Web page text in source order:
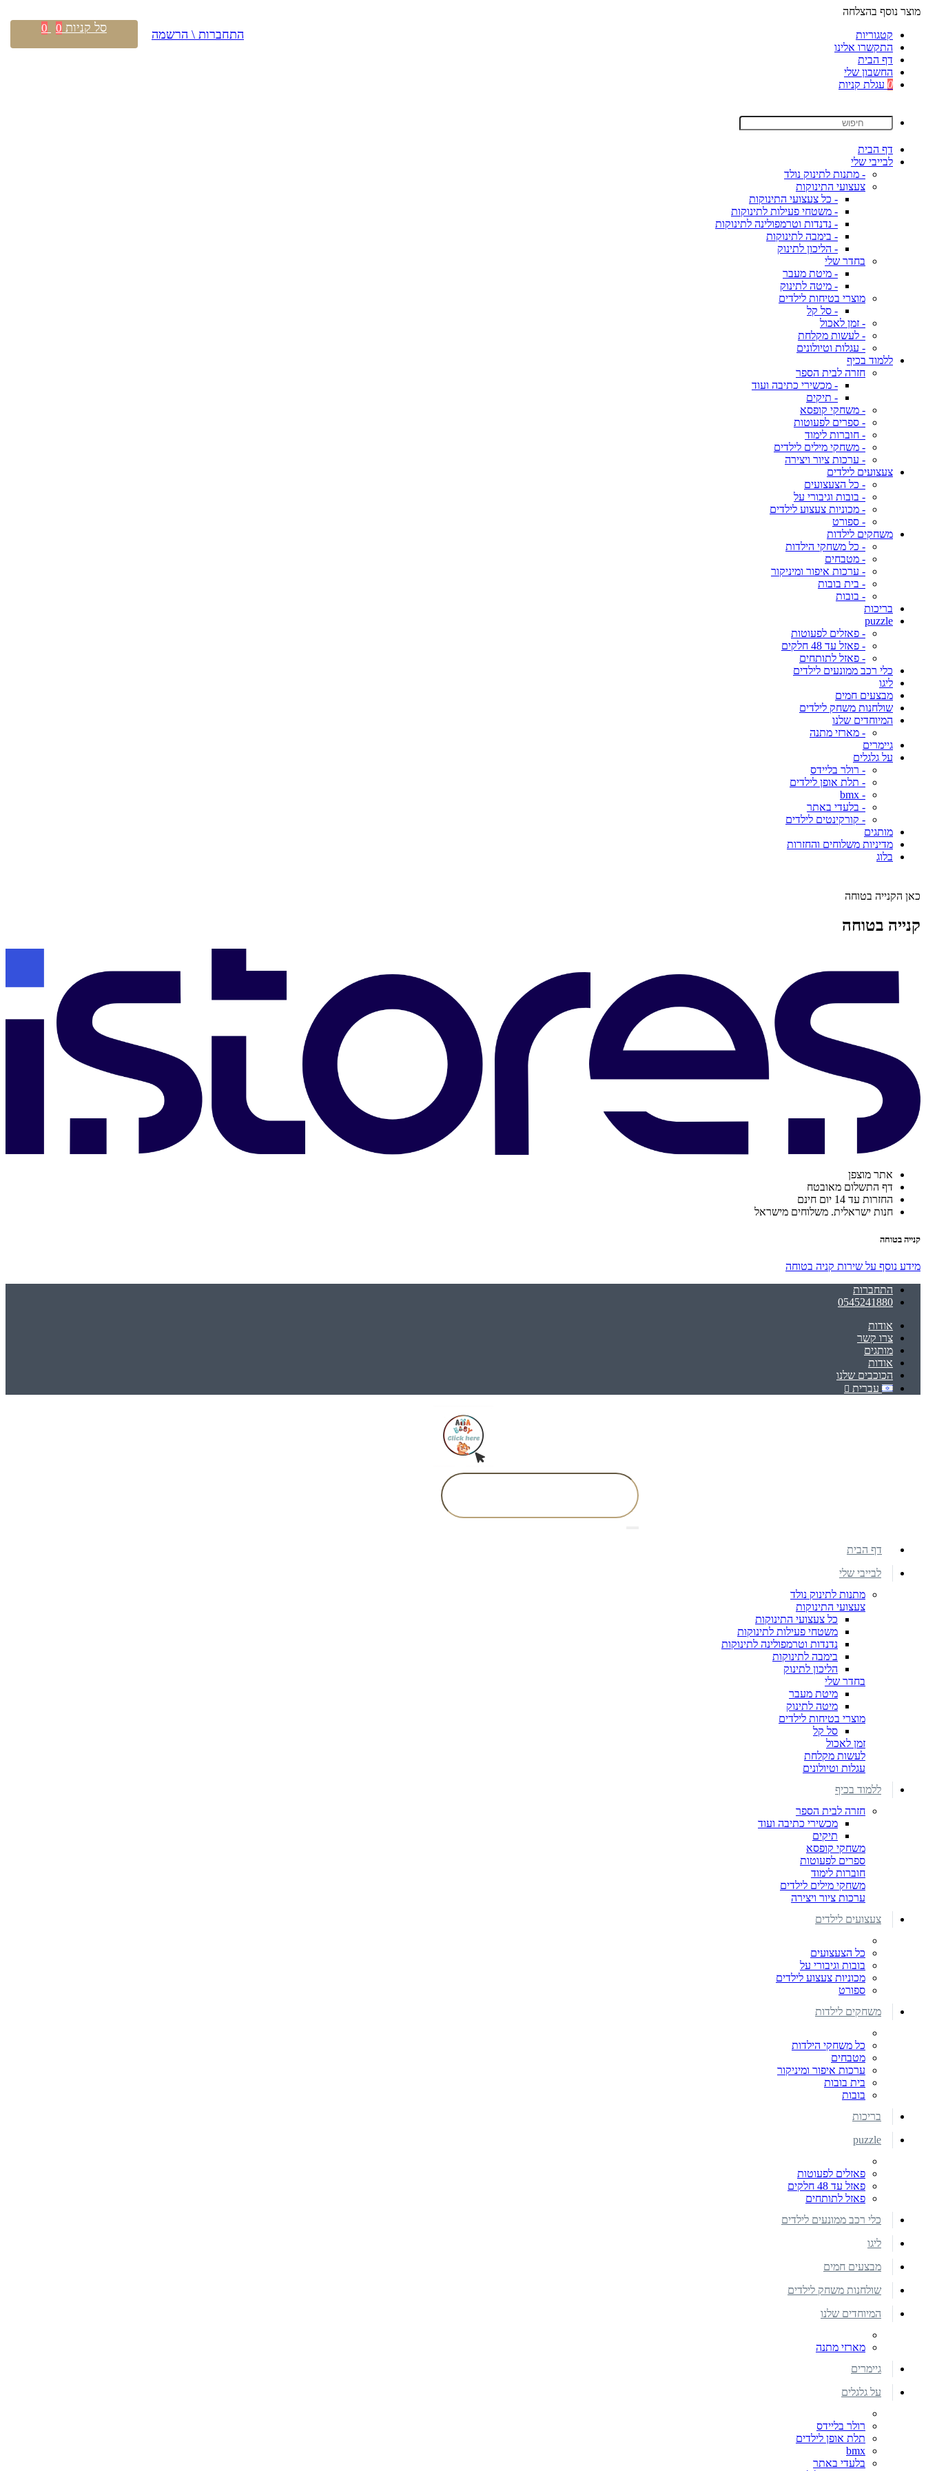
מוצר נוסף בהצלחה
קטגוריות
התקשרו אלינו
דף הבית
החשבון שלי
0 עגלת קניות
דף הבית
לבייבי שלי
- מתנות לתינוק נולד
צעצועי התינוקות
- כל צעצועי התינוקות
- משטחי פעילות לתינוקות
- נדנדות וטרמפולינה לתינוקות
- בימבה לתינוקות
- הליכון לתינוק
בחדר שלי
- מיטת מעבר
- מיטה לתינוק
מוצרי בטיחות לילדים
- סל קל
- זמן לאכול
- לעשות מקלחת
- עגלות וטיולונים
ללמוד בכיף
חזרה לבית הספר
- מכשירי כתיבה ועוד
- תיקים
- משחקי קופסא
- ספרים לפעוטות
- חוברות לימוד
- משחקי מילים לילדים
- ערכות ציור ויצירה
צעצועים לילדים
- כל הצעצועים
- בובות וגיבורי על
- מכוניות צעצוע לילדים
- ספורט
משחקים לילדות
- כל משחקי הילדות
- מטבחים
- ערכות איפור ומיניקור
- בית בובות
- בובות
בריכות
puzzle
- פאזלים לפעוטות
- פאזל עד 48 חלקים
- פאזל לתותחים
כלי רכב ממונעים לילדים
ליגו
מבצעים חמים
שולחנות משחק לילדים
המיוחדים שלנו
- מארזי מתנה
גיימרים
על גלגלים
- רולר בליידס
- תלת אופן לילדים
- bmx
- בלעדי באתר
- קורקינטים לילדים
מותגים
מדיניות משלוחים והחזרות
בלוג
כאן הקנייה בטוחה
קנייה בטוחה
אתר מוצפן
דף התשלום מאובטח
החזרות עד 14 יום חינם
חנות ישראלית. משלוחים מישראל
קנייה בטוחה
מידע נוסף על שירות קניה בטוחה
התחברות
0545241880
אודות
צרו קשר
מותגים
אודות
הכוכבים שלנו
עברית
התחברות \ הרשמה סל קניות 0
0
דף הבית
לבייבי שלי
מתנות לתינוק נולד
צעצועי התינוקות
כל צעצועי התינוקות
משטחי פעילות לתינוקות
נדנדות וטרמפולינה לתינוקות
בימבה לתינוקות
הליכון לתינוק
בחדר שלי
מיטת מעבר
מיטה לתינוק
מוצרי בטיחות לילדים
סל קל
זמן לאכול
לעשות מקלחת
עגלות וטיולונים
ללמוד בכיף
חזרה לבית הספר
מכשירי כתיבה ועוד
תיקים
משחקי קופסא
ספרים לפעוטות
חוברות לימוד
משחקי מילים לילדים
ערכות ציור ויצירה
צעצועים לילדים
כל הצעצועים
בובות וגיבורי על
מכוניות צעצוע לילדים
ספורט
משחקים לילדות
כל משחקי הילדות
מטבחים
ערכות איפור ומיניקור
בית בובות
בובות
בריכות
puzzle
פאזלים לפעוטות
פאזל עד 48 חלקים
פאזל לתותחים
כלי רכב ממונעים לילדים
ליגו
מבצעים חמים
שולחנות משחק לילדים
המיוחדים שלנו
מארזי מתנה
גיימרים
על גלגלים
רולר בליידס
תלת אופן לילדים
bmx
בלעדי באתר